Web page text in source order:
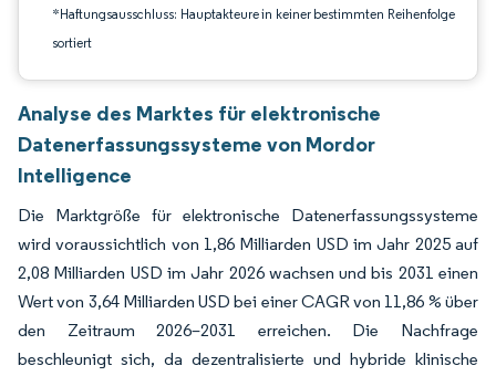
*Haftungsausschluss: Hauptakteure in keiner bestimmten Reihenfolge
sortiert
Analyse des Marktes für elektronische
Datenerfassungssysteme von Mordor
Intelligence
Die Marktgröße für elektronische Datenerfassungssysteme
wird voraussichtlich von 1,86 Milliarden USD im Jahr 2025 auf
2,08 Milliarden USD im Jahr 2026 wachsen und bis 2031 einen
Wert von 3,64 Milliarden USD bei einer CAGR von 11,86 % über
den Zeitraum 2026–2031 erreichen. Die Nachfrage
beschleunigt sich, da dezentralisierte und hybride klinische